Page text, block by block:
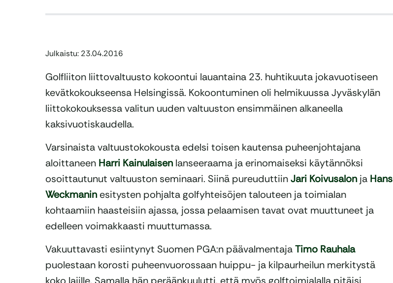
Julkaistu: 23.04.2016
Golfliiton liittovaltuusto kokoontui lauantaina 23. huhtikuuta jokavuotiseen
kevätkokoukseensa Helsingissä. Kokoontuminen oli helmikuussa Jyväskylän
liittokokouksessa valitun uuden valtuuston ensimmäinen alkaneella
kaksivuotiskaudella.
Varsinaista valtuustokokousta edelsi toisen kautensa puheenjohtajana
aloittaneen Harri Kainulaisenlanseeraama ja erinomaiseksi käytännöksi
osoittautunut valtuuston seminaari. Siinä pureuduttiinJari Koivusalonja Hans
Weckmaninesitysten pohjalta golfyhteisöjen talouteen ja toimialan
kohtaamiin haasteisiin ajassa, jossa pelaamisen tavat ovat muuttuneet ja
edelleen voimakkaasti muuttumassa.
Vakuuttavasti esiintynyt Suomen PGA:n päävalmentajaTimo Rauhala
puolestaan korosti puheenvuorossaan huippu- ja kilpaurheilun merkitystä